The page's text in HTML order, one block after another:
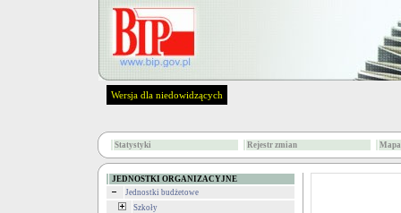
Wersja dla niedowidzących
Statystyki Rejestr zmian
JEDNOSTKI ORGANIZACYJNE
Jednostki budżetowe
Szkoły